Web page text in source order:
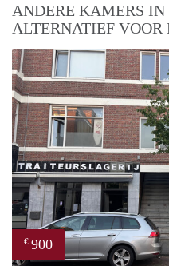
ANDERE KAMERS IN
ALTERNATIEF VOOR
€ 900